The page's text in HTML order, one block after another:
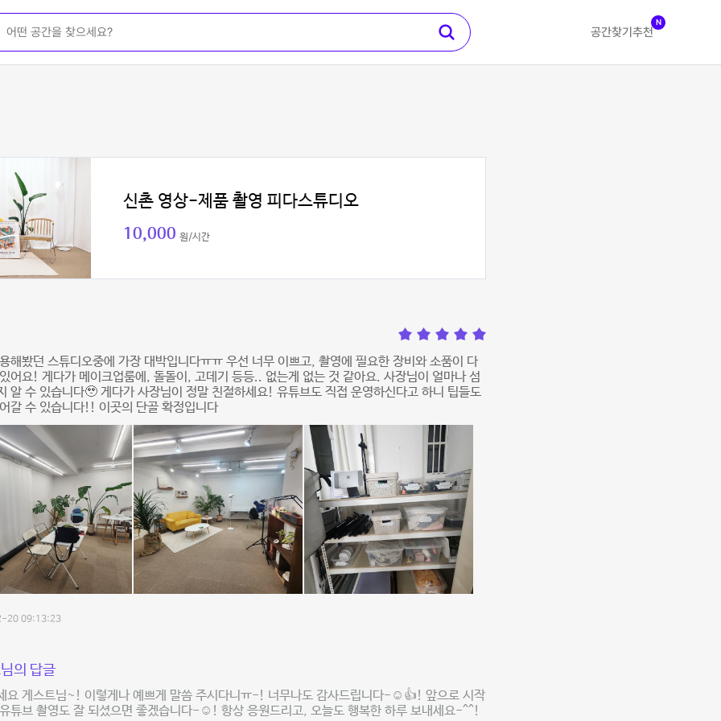
공간찾기 추천
N
신촌 영상-제품 촬영 피다스튜디오
10,000 원/시간
해봤던 스튜디오중에 가장 대박입니다ㅠㅠ 우선 너무 이쁘고, 촬영에 필요한 장비와 소품이 다
어요! 게다가 메이크업룸에, 돌돌이, 고데기 등등.. 없는게 없는 것 같아요. 사장님이 얼마나 섬
알 수 있습니다🥹 게다가 사장님이 정말 친절하세요! 유튜브도 직접 운영하신다고 하니 팁들도
갈 수 있습니다!! 이곳의 단골 확정입니다
20 09:13:23
의 답글
요 게스트님~! 이렇게나 예쁘게 말씀 주시다니ㅠ-! 너무나도 감사드립니다-☺️👍! 앞으로 시작
튜브 촬영도 잘 되셨으면 좋겠습니다-☺️! 항상 응원드리고, 오늘도 행복한 하루 보내세요-^^!